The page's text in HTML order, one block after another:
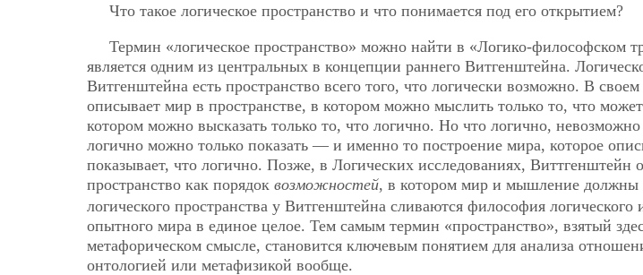
Что такое логическое пространство и что понимается под его открытием?
Термин «логическое пространство» можно найти в «Логико-философском
является одним из центральных в концепции раннего Витгенштейна.
Витгенштейна есть пространство всего того, что логически возможно. В
описывает мир в пространстве, в котором можно мыслить только то, что
котором можно высказать только то, что логично. Но что логично,
логично можно только показать — и именно то построение мира, которое
показывает, что логично. Позже, в Логических исследованиях, Виттгенштейн
пространство как порядок возможностей, в котором мир и мышление должны
логического пространства у Витгенштейна сливаются философия логического
опытного мира в единое целое. Тем самым термин «пространство», взятый
метафорическом смысле, становится ключевым понятием для анализа
онтологией или метафизикой вообще.